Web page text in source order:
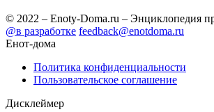
© 2022 – Enoty-Doma.ru – Энциклопедия
@в разработке feedback@enotdoma.ru
Енот-дома
Политика конфиденциальности
Пользовательское соглашение
Дисклеймер